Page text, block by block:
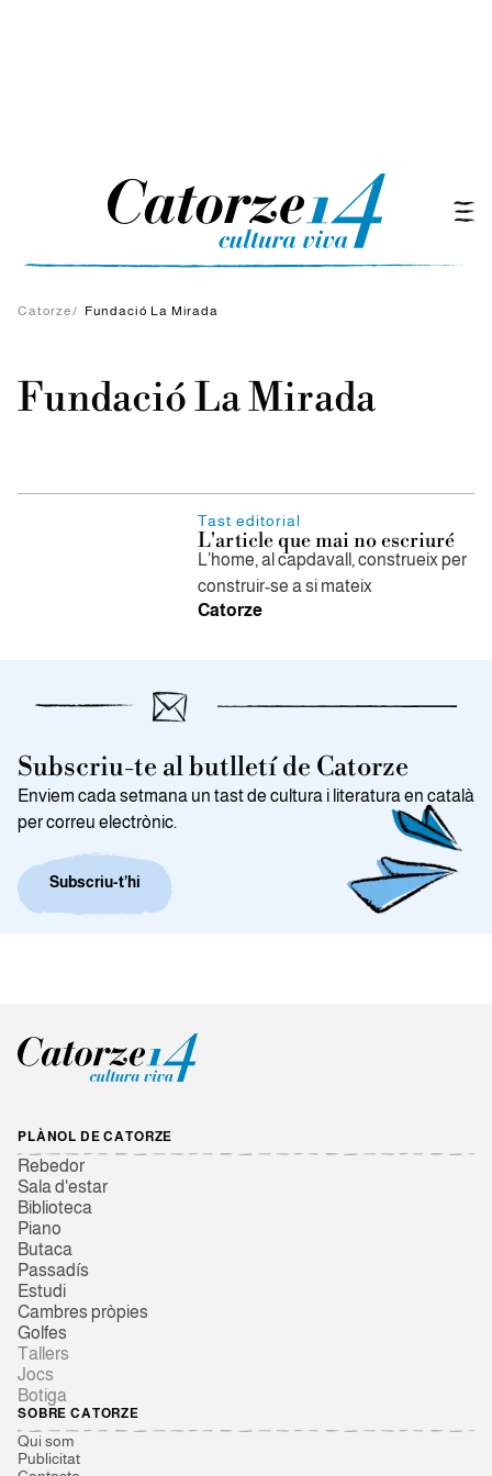
Catorze/ Fundació La Mirada
Fundació La Mirada
Tast editorial
L'article que mai no escriuré
L’home, al capdavall, construeix per
construir-se a si mateix
Catorze
Subscriu-te al butlletí de Catorze
Enviem cada setmana un tast de cultura i literatura en català
per correu electrònic.
Subscriu-t’hi
PLÀNOL DE CATORZE
Rebedor
Sala d'estar
Biblioteca
Piano
Butaca
Passadís
Estudi
Cambres pròpies
Golfes
Tallers
Jocs
Botiga
SOBRE CATORZE
Qui som
Publicitat